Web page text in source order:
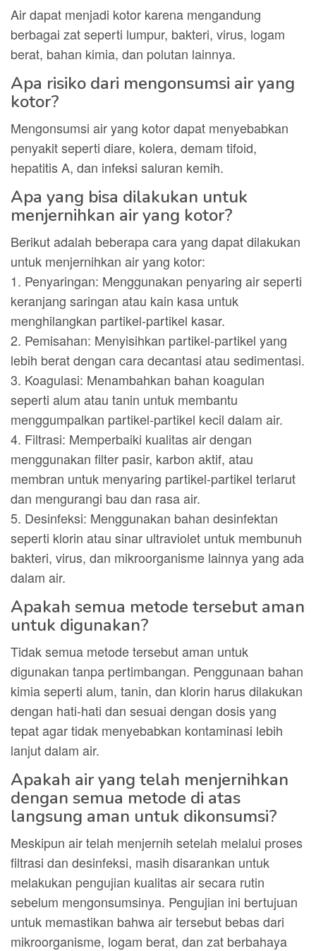
Air dapat menjadi kotor karena mengandung
berbagai zat seperti lumpur, bakteri, virus, logam
berat, bahan kimia, dan polutan lainnya.
Apa risiko dari mengonsumsi air yang
kotor?
Mengonsumsi air yang kotor dapat menyebabkan
penyakit seperti diare, kolera, demam tifoid,
hepatitis A, dan infeksi saluran kemih.
Apa yang bisa dilakukan untuk
menjernihkan air yang kotor?
Berikut adalah beberapa cara yang dapat dilakukan
untuk menjernihkan air yang kotor:
1. Penyaringan: Menggunakan penyaring air seperti
keranjang saringan atau kain kasa untuk
menghilangkan partikel-partikel kasar.
2. Pemisahan: Menyisihkan partikel-partikel yang
lebih berat dengan cara decantasi atau sedimentasi.
3. Koagulasi: Menambahkan bahan koagulan
seperti alum atau tanin untuk membantu
menggumpalkan partikel-partikel kecil dalam air.
4. Filtrasi: Memperbaiki kualitas air dengan
menggunakan filter pasir, karbon aktif, atau
membran untuk menyaring partikel-partikel terlarut
dan mengurangi bau dan rasa air.
5. Desinfeksi: Menggunakan bahan desinfektan
seperti klorin atau sinar ultraviolet untuk membunuh
bakteri, virus, dan mikroorganisme lainnya yang ada
dalam air.
Apakah semua metode tersebut aman
untuk digunakan?
Tidak semua metode tersebut aman untuk
digunakan tanpa pertimbangan. Penggunaan bahan
kimia seperti alum, tanin, dan klorin harus dilakukan
dengan hati-hati dan sesuai dengan dosis yang
tepat agar tidak menyebabkan kontaminasi lebih
lanjut dalam air.
Apakah air yang telah menjernihkan
dengan semua metode di atas
langsung aman untuk dikonsumsi?
Meskipun air telah menjernih setelah melalui proses
filtrasi dan desinfeksi, masih disarankan untuk
melakukan pengujian kualitas air secara rutin
sebelum mengonsumsinya. Pengujian ini bertujuan
untuk memastikan bahwa air tersebut bebas dari
mikroorganisme, logam berat, dan zat berbahaya